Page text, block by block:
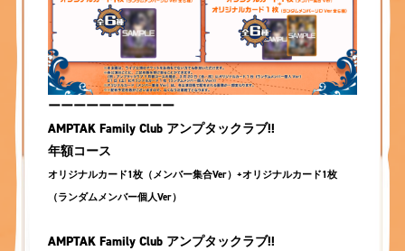
ーーーーーーーーーー
AMPTAK Family Club アンプタックラブ!!
年額コース
オリジナルカード1枚（メンバー集合Ver）+オリジナルカード1枚
（ランダムメンバー個人Ver）
AMPTAK Family Club アンプタックラブ!!